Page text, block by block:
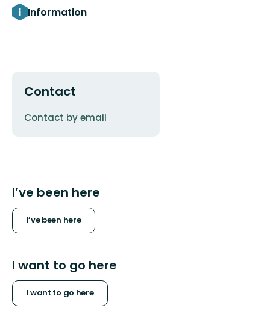
Information
Contact
Email
Contact by email
I’ve been here
I’ve been here
I want to go here
I want to go here